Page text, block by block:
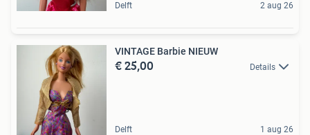
Delft 2 aug 26
VINTAGE Barbie NIEUW
€ 25,00 Details
Delft 1 aug 26